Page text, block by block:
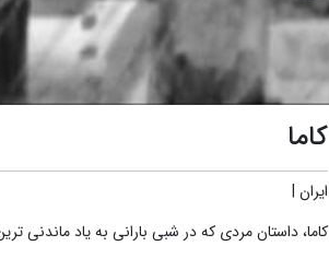
کاما
ایران |
کاما، داستان مردی که در شبی بارانی به یاد ماندنی